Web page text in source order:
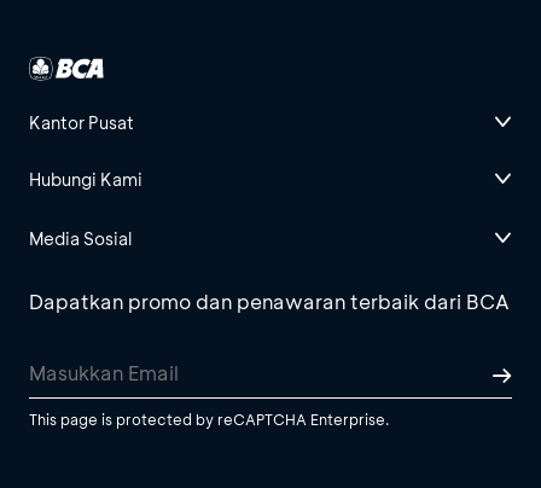
Kantor Pusat
Hubungi Kami
Media Sosial
Dapatkan promo dan penawaran terbaik dari BCA
This page is protected by reCAPTCHA Enterprise.